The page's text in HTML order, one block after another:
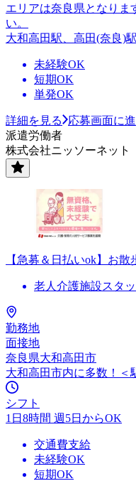
エリアは奈良県となりま
い。
大和高田駅、高田(奈良)
未経験OK
短期OK
単発OK
詳細を見る
応募画面に
派遣労働者
株式会社ニッソーネッ
【急募＆日払いok】お
老人介護施設スタ
勤務地
面接地
奈良県大和高田市
大和高田市内に多数！＜
シフト
1日8時間 週5日からOK
交通費支給
未経験OK
短期OK